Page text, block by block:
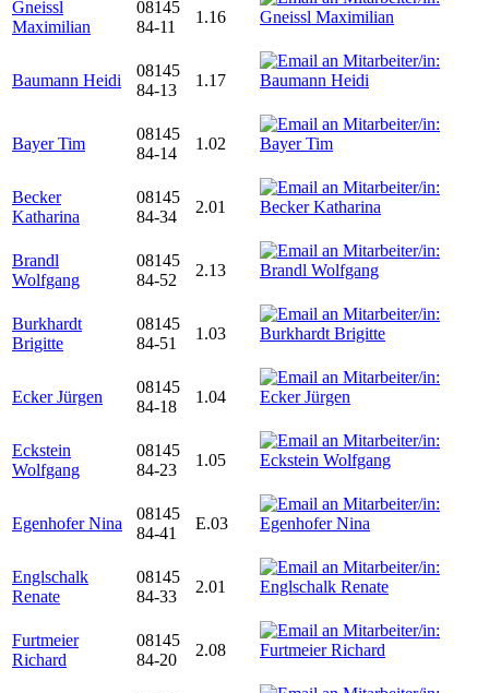
Gneissl
Maximilian
08145
84-11
1.16
Baumann Heidi
08145
84-13
1.17
Bayer Tim
08145
84-14
1.02
Becker
Katharina
08145
84-34
2.01
Brandl
Wolfgang
08145
84-52
2.13
Burkhardt
Brigitte
08145
84-51
1.03
Ecker Jürgen
08145
84-18
1.04
Eckstein
Wolfgang
08145
84-23
1.05
Egenhofer Nina
08145
84-41
E.03
Englschalk
Renate
08145
84-33
2.01
Furtmeier
Richard
08145
84-20
2.08